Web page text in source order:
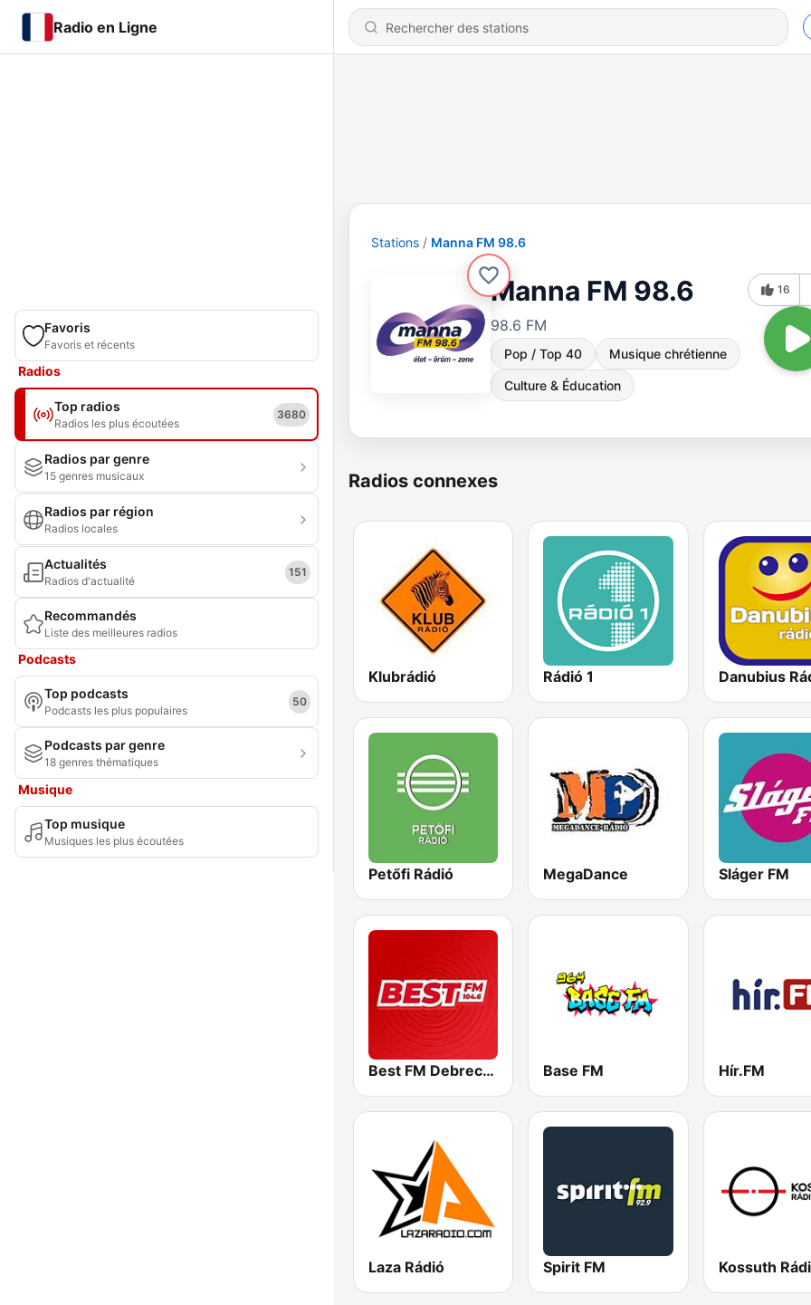
Radio en Ligne
Favoris
Favoris et récents
Radios
Top radios
Radios les plus écoutées
3680
Radios par genre
15 genres musicaux
Radios par région
Radios locales
Actualités
Radios d'actualité
151
Recommandés
Liste des meilleures radios
Podcasts
Top podcasts
Podcasts les plus populaires
50
Podcasts par genre
18 genres thématiques
Musique
Top musique
Musiques les plus écoutées
Stations Manna FM 98.6
Manna FM 98.6
98.6 FM
Pop / Top 40 Musique chrétienne
Culture & Éducation
16
Radios connexes
Klubrádió Rádió 1 Danubius
Petőfi Rádió MegaDance Sláger FM
Best FM Debrecen Base FM Hír.FM
Laza Rádió Spirit FM Kossuth